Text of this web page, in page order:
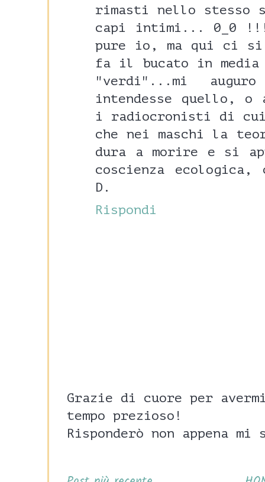
rimasti nello stesso
capi intimi... 0_0 !!!
pure io, ma qui ci si
fa il bucato in
"verdi"...mi
intendesse quello, o
i radiocronisti di cui
che nei maschi la
dura a morire e si
coscienza
D.
Rispondi
Grazie di cuore per
tempo prezioso!
Risponderò non appena